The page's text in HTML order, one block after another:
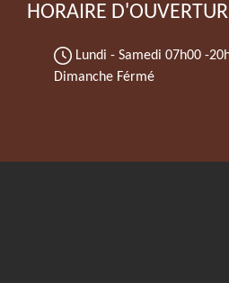
HORAIRE
Lundi - Samedi 07h00 -
Dimanche Férmé